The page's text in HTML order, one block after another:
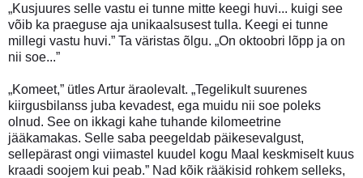
„Kusjuures selle vastu ei tunne mitte keegi huvi... kuigi see
võib ka praeguse aja unikaalsusest tulla. Keegi ei tunne
millegi vastu huvi.” Ta väristas õlgu. „On oktoobri lõpp ja on
nii soe...”
„Komeet,” ütles Artur äraolevalt. „Tegelikult suurenes
kiirgusbilanss juba kevadest, ega muidu nii soe poleks
olnud. See on ikkagi kahe tuhande kilomeetrine
jääkamakas. Selle saba peegeldab päikesevalgust,
sellepärast ongi viimastel kuudel kogu Maal keskmiselt kuus
kraadi soojem kui peab.” Nad kõik rääkisid rohkem selleks,